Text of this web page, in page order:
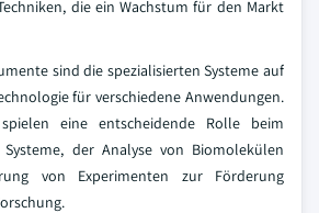
die ein Wachstum für den Markt
sind die spezialisierten Systeme auf
für verschiedene Anwendungen.
eine entscheidende Rolle beim
der Analyse von Biomolekülen
von Experimenten zur Förderung